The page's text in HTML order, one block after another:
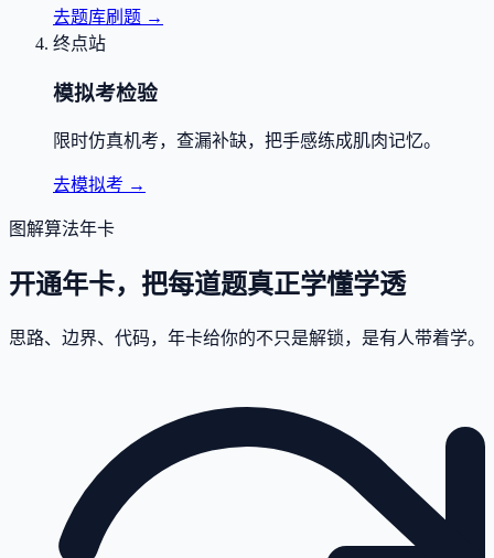
去题库刷题 →
终点站
模拟考检验
限时仿真机考，查漏补缺，把手感练成肌肉记忆。
去模拟考 →
图解算法年卡
开通年卡，把每道题真正学懂学透
思路、边界、代码，年卡给你的不只是解锁，是有人带着学。